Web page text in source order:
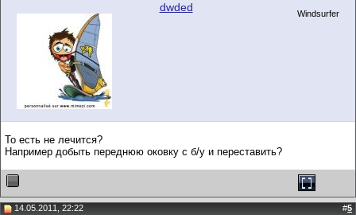
dwded Windsurfer
То есть не лечится?
Например добыть переднюю оковку с б/у и переставить?
14.05.2011, 22:22 #5